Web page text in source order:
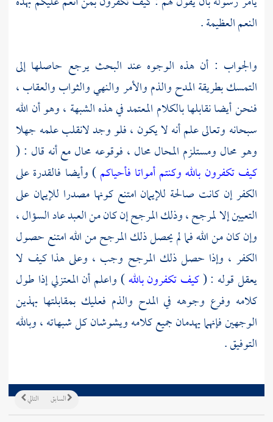
النعم العظيمة .
والجواب : أن هذه الوجوه عند البحث يرجع حاصلها إلى
التمسك بطريقة المدح والذم والأمر والنهي والثواب والعقاب ،
فنحن أيضا نقابلها بالكلام المعتمد في هذه الشبهة ، وهو أن الله
سبحانه وتعالى علم أنه لا يكون ، فلو وجد لانقلب علمه جهلا
وهو محال ومستلزم المحال محال ، فوقوعه محال مع أنه قال : (
كيف تكفرون بالله وكنتم أمواتا فأحياكم) وأيضا فالقدرة على
الكفر إن كانت صالحة للإيمان امتنع كونها مصدرا للإيمان على
التعيين إلا لمرجح ، وذلك المرجح إن كان من العبد عاد السؤال ،
وإن كان من الله فما لم يحصل ذلك المرجح من الله امتنع حصول
الكفر ، وإذا حصل ذلك المرجح وجب ، وعلى هذا كيف لا
يعقل قوله : (كيف تكفرون بالله) واعلم أن المعتزلي إذا طول
كلامه وفرع وجوهه في المدح والذم فعليك بمقابلتها بهذين
الوجهين فإنهما يهدمان جميع كلامه ويشوشان كل شبهاته ، وبالله
التوفيق .
التالي السابق